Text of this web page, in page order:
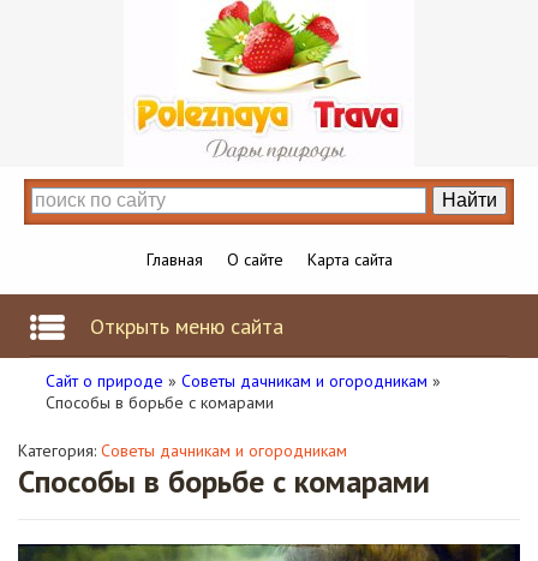
Главная О сайте Карта сайта
Открыть меню сайта
Сайт о природе » Советы дачникам и огородникам »
Способы в борьбе с комарами
Категория: Советы дачникам и огородникам
Способы в борьбе с комарами